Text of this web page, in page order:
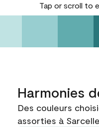
Tap or scroll to
Harmonies
Des couleurs
assorties à